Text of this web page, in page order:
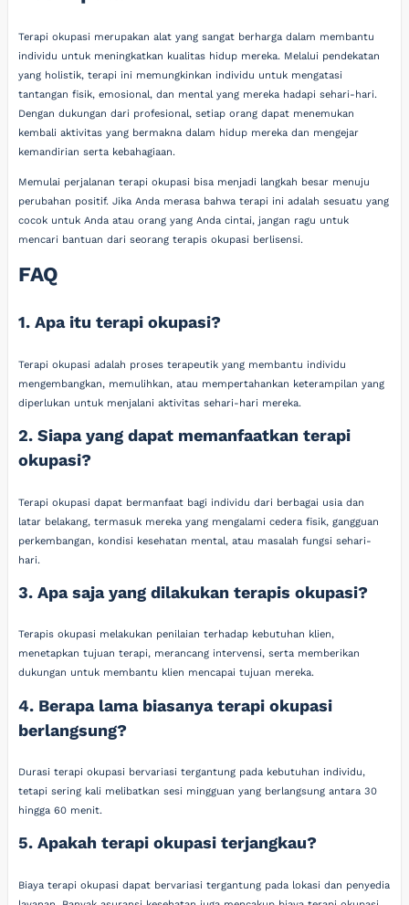
Terapi okupasi merupakan alat yang sangat berharga dalam membantu
individu untuk meningkatkan kualitas hidup mereka. Melalui pendekatan
yang holistik, terapi ini memungkinkan individu untuk mengatasi
tantangan fisik, emosional, dan mental yang mereka hadapi sehari-hari.
Dengan dukungan dari profesional, setiap orang dapat menemukan
kembali aktivitas yang bermakna dalam hidup mereka dan mengejar
kemandirian serta kebahagiaan.
Memulai perjalanan terapi okupasi bisa menjadi langkah besar menuju
perubahan positif. Jika Anda merasa bahwa terapi ini adalah sesuatu yang
cocok untuk Anda atau orang yang Anda cintai, jangan ragu untuk
mencari bantuan dari seorang terapis okupasi berlisensi.
FAQ
1. Apa itu terapi okupasi?
Terapi okupasi adalah proses terapeutik yang membantu individu
mengembangkan, memulihkan, atau mempertahankan keterampilan yang
diperlukan untuk menjalani aktivitas sehari-hari mereka.
2. Siapa yang dapat memanfaatkan terapi
okupasi?
Terapi okupasi dapat bermanfaat bagi individu dari berbagai usia dan
latar belakang, termasuk mereka yang mengalami cedera fisik, gangguan
perkembangan, kondisi kesehatan mental, atau masalah fungsi sehari-
hari.
3. Apa saja yang dilakukan terapis okupasi?
Terapis okupasi melakukan penilaian terhadap kebutuhan klien,
menetapkan tujuan terapi, merancang intervensi, serta memberikan
dukungan untuk membantu klien mencapai tujuan mereka.
4. Berapa lama biasanya terapi okupasi
berlangsung?
Durasi terapi okupasi bervariasi tergantung pada kebutuhan individu,
tetapi sering kali melibatkan sesi mingguan yang berlangsung antara 30
hingga 60 menit.
5. Apakah terapi okupasi terjangkau?
Biaya terapi okupasi dapat bervariasi tergantung pada lokasi dan penyedia